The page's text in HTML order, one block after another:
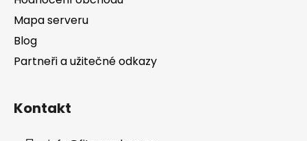
Mapa serveru
Blog
Partneři a užitečné odkazy
Kontakt